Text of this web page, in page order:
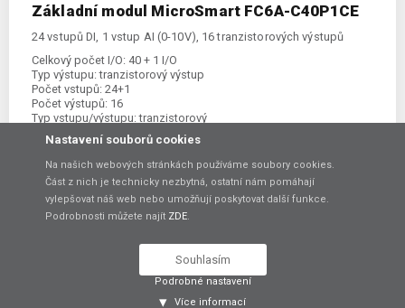
Základní modul MicroSmart FC6A-C40P1CE
24 vstupů DI, 1 vstup AI (0-10V), 16 tranzistorových výstupů
Celkový počet I/O: 40 + 1 I/O
Typ výstupu: tranzistorový výstup
Počet vstupů: 24+1
Počet výstupů: 16
Typ vstupu/výstupu: tranzistorový
FC6A-CPU
12 280,00 Kč
U Vás:11.08.2026
Porovnat
Nastavení souborů cookies
Na našich webových stránkách používáme soubory cookies.
Část z nich je technicky nezbytná, ostatní nám pomáhají
vylepšovat náš web nebo umožňují poskytovat další funkce.
Podrobnosti můžete najít ZDE.
Souhlasím
Podrobné nastavení
Více informací